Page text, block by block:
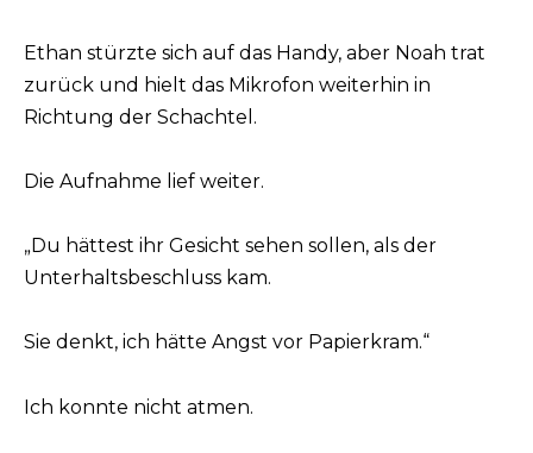
Ethan stürzte sich auf das Handy, aber Noah trat
zurück und hielt das Mikrofon weiterhin in
Richtung der Schachtel.
Die Aufnahme lief weiter.
„Du hättest ihr Gesicht sehen sollen, als der
Unterhaltsbeschluss kam.
Sie denkt, ich hätte Angst vor Papierkram.“
Ich konnte nicht atmen.